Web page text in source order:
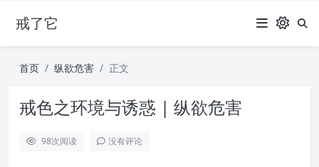
戒了它
首页 纵欲危害 正文
戒色之环境与诱惑 | 纵欲危害
98次阅读 没有评论